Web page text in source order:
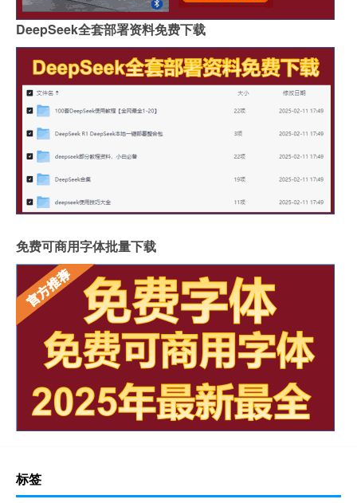
DeepSeek全套部署资料免费下载
免费可商用字体批量下载
标签